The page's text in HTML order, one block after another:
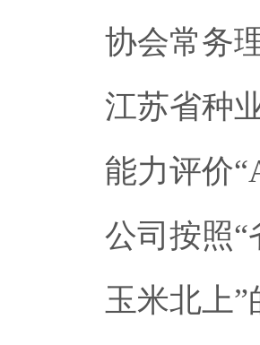
协会常务
江苏省种
能力评价
公司按照
玉米北上